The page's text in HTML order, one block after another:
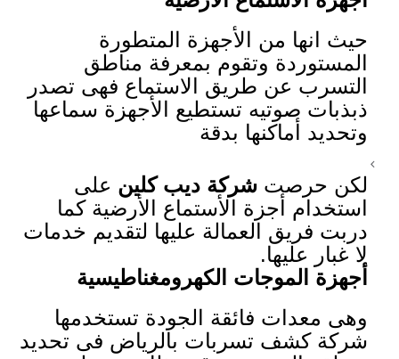
حيث انها من الأجهزة المتطورة
المستوردة وتقوم بمعرفة مناطق
التسرب عن طريق الاستماع فهى تصدر
ذبذبات صوتيه تستطيع الأجهزة سماعها
وتحديد أماكنها بدقة
لكن حرصت شركة ديب كلين على
استخدام أجزة الأستماع الأرضية كما
دربت فريق العمالة عليها لتقديم خدمات
لا غبار عليها.
أجهزة الموجات الكهرومغناطيسية
وهى معدات فائقة الجودة تستخدمها
شركة كشف تسربات بالرياض فى تحديد